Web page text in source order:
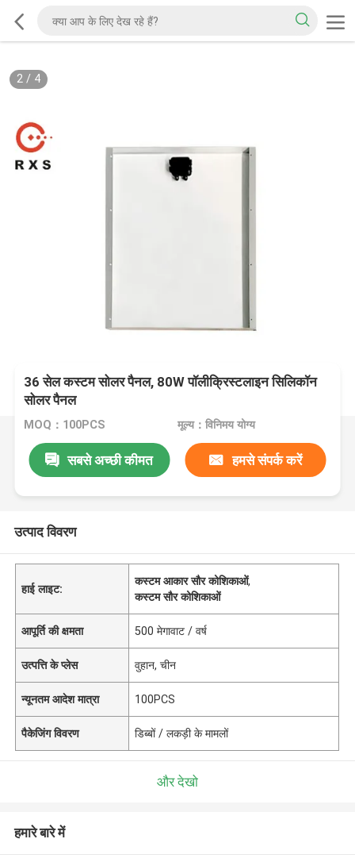
3/ 4
36 सेल कस्टम सोलर पैनल, 80W पॉलीक्रिस्टलाइन सिलिकॉन
सोलर पैनल
MOQ：100PCS मूल्य：विनिमय योग्य
सबसे अच्छी कीमत हमसे संपर्क करें
उत्पाद विवरण
हाई लाइट:
कस्टम आकार सौर कोशिकाओं,
कस्टम सौर कोशिकाओं
आपूर्ति की क्षमता 500 मेगावाट / वर्ष
उत्पत्ति के प्लेस वुहान, चीन
न्यूनतम आदेश मात्रा 100PCS
पैकेजिंग विवरण डिब्बों / लकड़ी के मामलों
और देखो
हमारे बारे में